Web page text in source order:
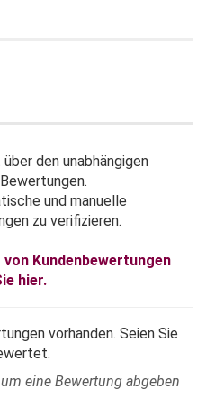
den unabhängigen
und manuelle
zu verifizieren.
Kundenbewertungen
hier.
vorhanden. Seien Sie
eine Bewertung abgeben